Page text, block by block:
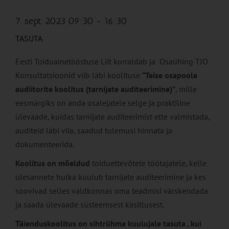
7. sept. 2023 09:30 - 16:30
TASUTA
Eesti Toiduainetööstuse Liit korraldab ja Osaühing TJO
Konsultatsioonid viib läbi koolituse “Teise osapoole
audiitorite koolitus (tarnijate auditeerimine)”, mille
eesmärgiks on anda osalejatele selge ja praktiline
ülevaade, kuidas tarnijate auditeerimist ette valmistada,
auditeid läbi viia, saadud tulemusi hinnata ja
dokumenteerida.
Koolitus on mõeldud toiduettevõtete töötajatele, kelle
ülesannete hulka kuulub tarnijate auditeerimine ja kes
soovivad selles valdkonnas oma teadmisi värskendada
ja saada ülevaade süsteemsest käsitlusest.
Täienduskoolitus on sihtrühma kuulujale tasuta , kui